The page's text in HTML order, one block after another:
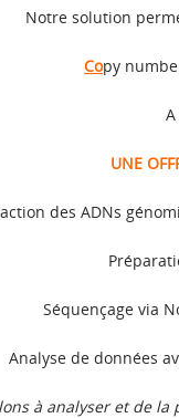
Notre solution
Copy
UNE
des ADNs
Séquençage via
Analyse de données
à analyser et de